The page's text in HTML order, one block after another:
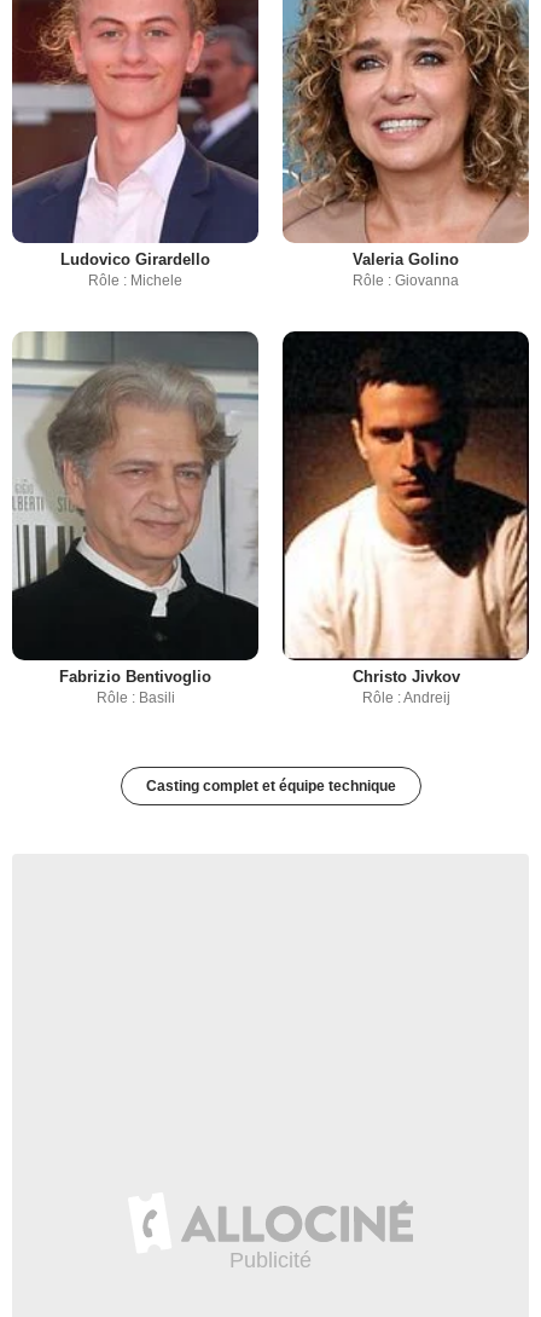
Ludovico Girardello
Rôle : Michele
Valeria Golino
Rôle : Giovanna
Fabrizio Bentivoglio
Rôle : Basili
Christo Jivkov
Rôle : Andreij
Casting complet et équipe technique